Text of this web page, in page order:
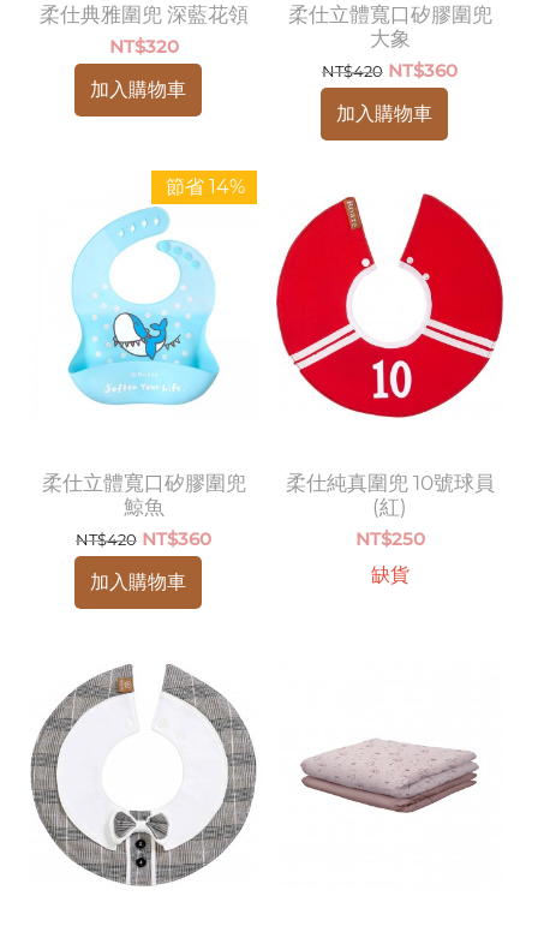
柔仕典雅圍兜 深藍花領
NT$320
加入購物車
柔仕立體寬口矽膠圍兜
大象
NT$420 NT$360
加入購物車
節省 14%
柔仕立體寬口矽膠圍兜
鯨魚
NT$420 NT$360
加入購物車
柔仕純真圍兜 10號球員
(紅)
NT$250
缺貨